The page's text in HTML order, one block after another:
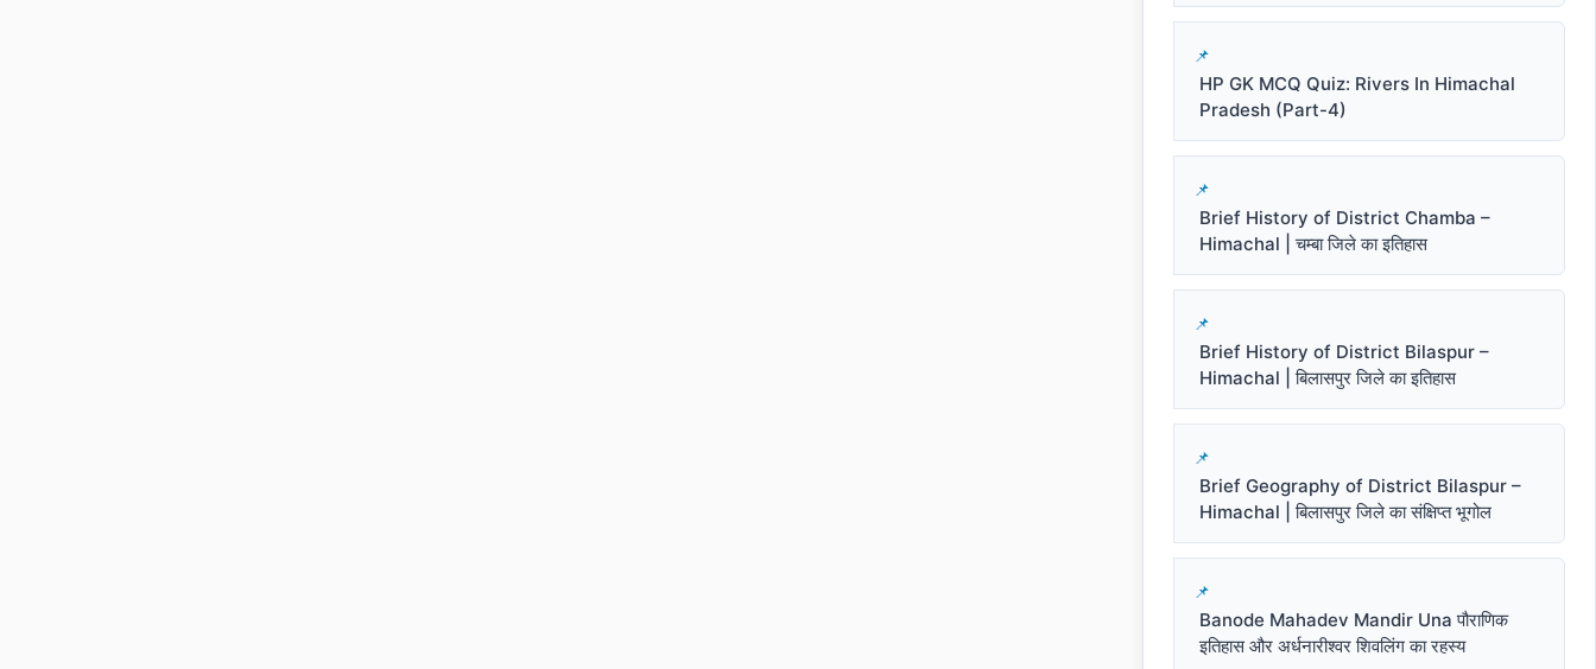
HP GK MCQ Quiz: Rivers In Himachal
Pradesh (Part-4)
Brief History of District Chamba –
Himachal | चम्बा जिले का इतिहास
Brief History of District Bilaspur –
Himachal | बिलासपुर जिले का इतिहास
Brief Geography of District Bilaspur –
Himachal | बिलासपुर जिले का संक्षिप्त भूगोल
Banode Mahadev Mandir Una पौराणिक
इतिहास और अर्धनारीश्वर शिवलिंग का रहस्य